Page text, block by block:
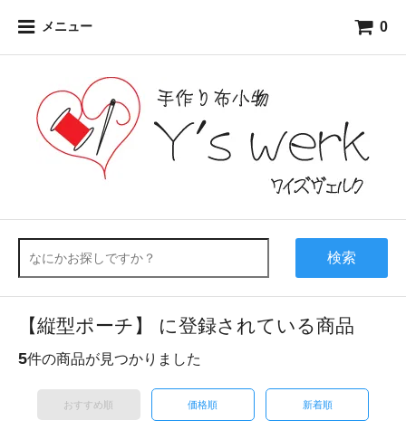
メニュー 0
検索
【縦型ポーチ】 に登録されている商品
5件の商品が見つかりました
おすすめ順 価格順 新着順